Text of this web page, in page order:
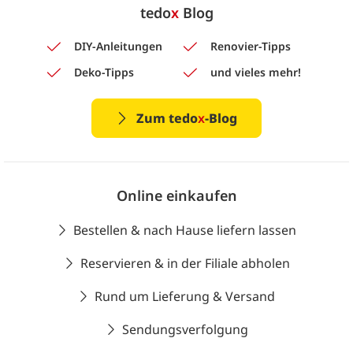
tedoxBlog
DIY-Anleitungen
Renovier-Tipps
Deko-Tipps
und vieles mehr!
Zum tedox-Blog
Online einkaufen
Bestellen & nach Hause liefern lassen
Reservieren & in der Filiale abholen
Rund um Lieferung & Versand
Sendungsverfolgung